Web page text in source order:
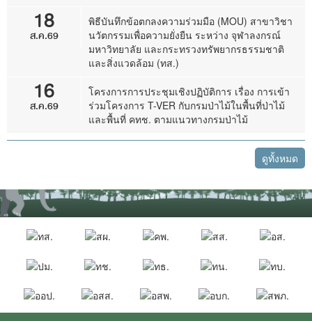
18
ส.ค.69
พิธีบันทึกข้อตกลงความร่วมมือ (MOU) สาขาวิชา
นวัตกรรมเพื่อความยั่งยืน ระหว่าง จุฬาลงกรณ์
มหาวิทยาลัย และกระทรวงทรัพยากรธรรมชาติ
และสิ่งแวดล้อม (ทส.)
16
ส.ค.69
โครงการการประชุมเชิงปฏิบัติการ เรื่อง การเข้า
ร่วมโครงการ T-VER กับกรมป่าไม้ในพื้นที่ป่าไม้
และพื้นที่ คทช. ตามแนวทางกรมป่าไม้
ดูทั้งหมด